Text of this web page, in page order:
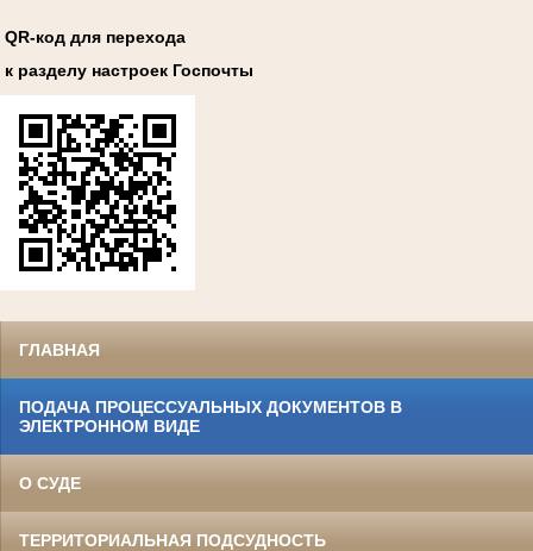
QR-код для перехода
к разделу настроек Госпочты
ГЛАВНАЯ
ПОДАЧА ПРОЦЕССУАЛЬНЫХ ДОКУМЕНТОВ В
ЭЛЕКТРОННОМ ВИДЕ
О СУДЕ
ТЕРРИТОРИАЛЬНАЯ ПОДСУДНОСТЬ